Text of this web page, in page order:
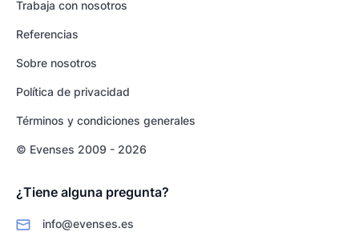
Trabaja con nosotros
Referencias
Sobre nosotros
Política de privacidad
Términos y condiciones generales
© Evenses 2009 - 2026
¿Tiene alguna pregunta?
info@evenses.es